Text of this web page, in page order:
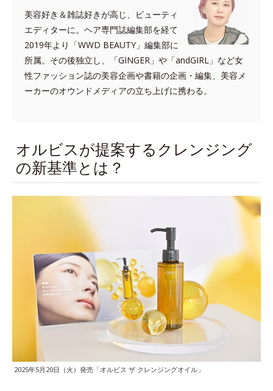
美容好き＆雑誌好きが高じ、ビューティ
エディターに。ヘア専門誌編集部を経て
2019年より「WWD BEAUTY」編集部に
所属。その後独立し、「GINGER」や「andGIRL」など女
性ファッション誌の美容企画や書籍の企画・編集、美容メ
ーカーのオウンドメディアの立ち上げに携わる。
オルビスが提案するクレンジング
の新基準とは？
2025年5月20日（火）発売「オルビス ザ クレンジングオイル」